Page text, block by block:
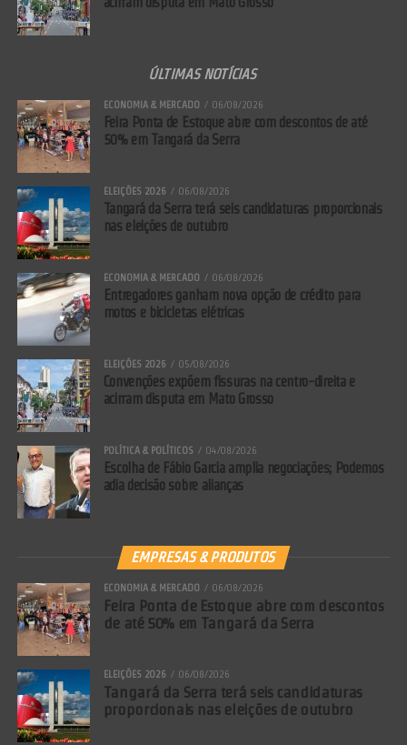
ÚLTIMAS NOTÍCIAS
ECONOMIA & MERCADO 06/08/2026
Feira Ponta de Estoque abre com descontos de até
50% em Tangará da Serra
ELEIÇÕES 2026 06/08/2026
Tangará da Serra terá seis candidaturas proporcionais
nas eleições de outubro
ECONOMIA & MERCADO 06/08/2026
Entregadores ganham nova opção de crédito para
motos e bicicletas elétricas
ELEIÇÕES 2026 05/08/2026
Convenções expõem fissuras na centro-direita e
acirram disputa em Mato Grosso
POLÍTICA & POLÍTICOS 04/08/2026
Escolha de Fábio Garcia amplia negociações; Podemos
adia decisão sobre alianças
EMPRESAS & PRODUTOS
ECONOMIA & MERCADO 06/08/2026
Feira Ponta de Estoque abre com descontos
de até 50% em Tangará da Serra
ELEIÇÕES 2026 06/08/2026
Tangará da Serra terá seis candidaturas
proporcionais nas eleições de outubro